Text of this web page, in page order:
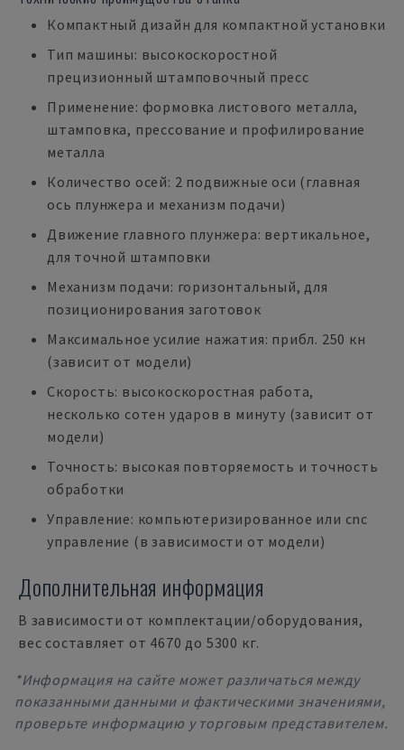
Компактный дизайн для компактной установки
Тип машины: высокоскоростной
прецизионный штамповочный пресс
Применение: формовка листового металла,
штамповка, прессование и профилирование
металла
Количество осей: 2 подвижные оси (главная
ось плунжера и механизм подачи)
Движение главного плунжера: вертикальное,
для точной штамповки
Механизм подачи: горизонтальный, для
позиционирования заготовок
Максимальное усилие нажатия: прибл. 250 кн
(зависит от модели)
Скорость: высокоскоростная работа,
несколько сотен ударов в минуту (зависит от
модели)
Точность: высокая повторяемость и точность
обработки
Управление: компьютеризированное или cnc
управление (в зависимости от модели)
Дополнительная информация
В зависимости от комплектации/оборудования,
вес составляет от 4670 до 5300 кг.
*Информация на сайте может различаться между
показанными данными и фактическими значениями,
проверьте информацию у торговым представителем.